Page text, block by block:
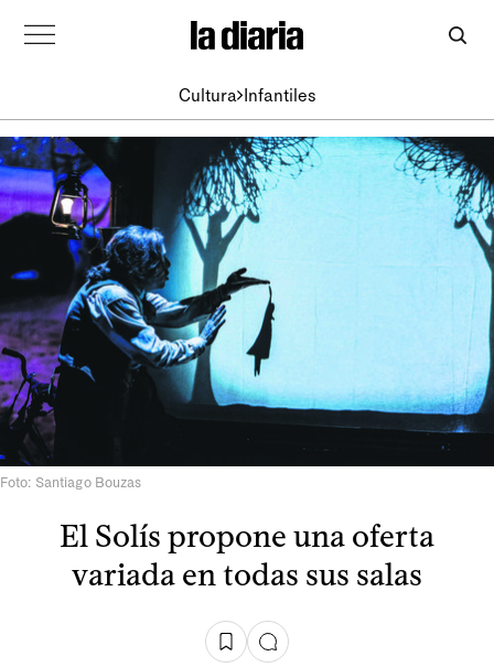
Cultura Infantiles
Foto: Santiago Bouzas
El Solís propone una oferta
variada en todas sus salas